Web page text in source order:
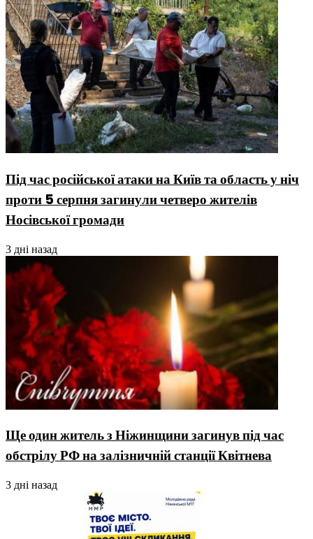
Під час російської атаки на Київ та область у ніч
проти 5 серпня загинули четверо жителів
Носівської громади
3 дні назад
Ще один житель з Ніжинщини загинув під час
обстрілу РФ на залізничній станції Квітнева
3 дні назад